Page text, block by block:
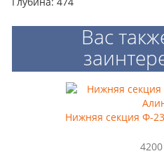
Вас
Нижняя секция Ф-